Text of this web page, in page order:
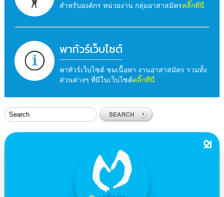
สำหรับองค์กร หน่วยงาน กลุ่มอาสาสมัครคลิ๊กที่นี่
พาทัวร์เว็บไซต์
พาทัวร์เว็บไซต์ ชมเนื้อหา งานอาสาสมัคร รวมทั้ง
ส่วนต่างๆ ที่มีในเว็บไซต์คลิ๊กที่นี่